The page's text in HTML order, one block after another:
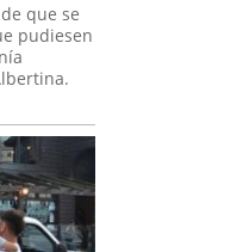
que se
pudiesen